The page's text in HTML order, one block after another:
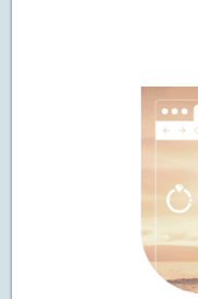
SIDEBAR